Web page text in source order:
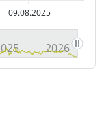
09.08.2025
2026